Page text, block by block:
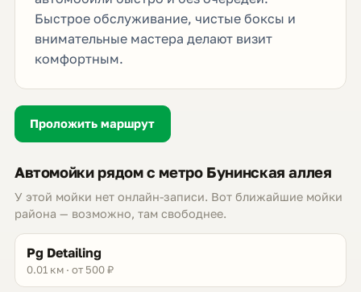
Быстрое обслуживание, чистые боксы и
внимательные мастера делают визит
комфортным.
Проложить маршрут
Автомойки рядом с метро Бунинская аллея
У этой мойки нет онлайн-записи. Вот ближайшие мойки
района — возможно, там свободнее.
Pg Detailing
0.01 км · от 500 ₽